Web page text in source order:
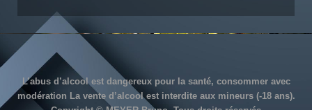
L’abus d’alcool est dangereux pour la santé, consommer avec
modération La vente d’alcool est interdite aux mineurs (-18 ans).